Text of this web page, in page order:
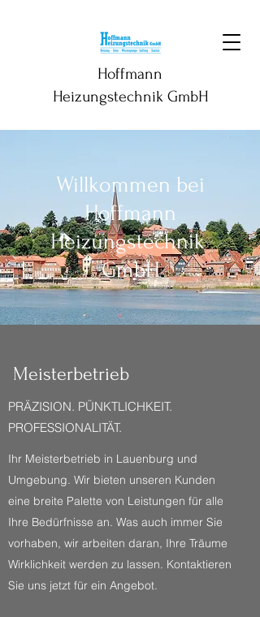
Hoffmann
Heizungstechnik GmbH
Willkommen bei
Hoffmann
Heizungstechnik
GmbH
Meisterbetrieb
PRÄZISION. PÜNKTLICHKEIT.
PROFESSIONALITÄT.
Ihr Meisterbetrieb in Lauenburg und
Umgebung. Wir bieten unseren Kunden
eine breite Palette von Leistungen für alle
Ihre Bedürfnisse an. Was auch immer Sie
vorhaben, wir arbeiten daran, Ihre Träume
Wirklichkeit werden zu lassen. Kontaktieren
Sie uns jetzt für ein Angebot.